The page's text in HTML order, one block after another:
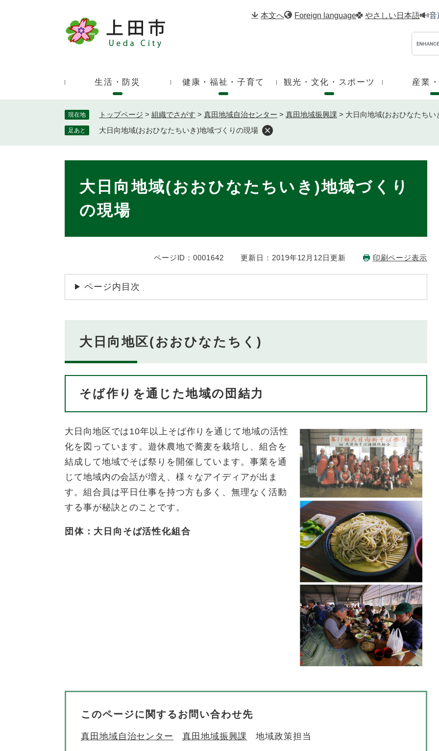
。
本文へ Foreign language やさしい日本語 音
ド
生活・防災 健康・福祉・子育て 観光・文化・スポーツ 産業
現在地 トップページ > 組織でさがす > 真田地域自治センター > 真田地域振興課 > 大日向地域(おおひなたち
足あと 大日向地域(おおひなたちいき)地域づくりの現場
大日向地域(おおひなたちいき)地域づくり
の現場
ページID：0001642 更新日：2019年12月12日更新 印刷ページ表示
ページ内目次
大日向地区(おおひなたちく)
そば作りを通じた地域の団結力
大日向地区では10年以上そば作りを通じて地域の活性
化を図っています。遊休農地で蕎麦を栽培し、組合を
結成して地域でそば祭りを開催しています。事業を通
じて地域内の会話が増え、様々なアイディアが出ま
す。組合員は平日仕事を持つ方も多く、無理なく活動
する事が秘訣とのことです。
団体：大日向そば活性化組合
このページに関するお問い合わせ先
真田地域自治センター 真田地域振興課 地域政策担当